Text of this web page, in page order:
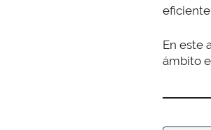
En este
ámbito